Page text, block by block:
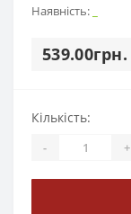
Наявність:
539.00грн.
Кількість:
- +